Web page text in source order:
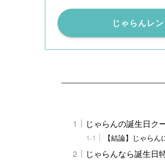
じゃらんレ
じゃらんの誕生日ク
【結論】じゃら
じゃらんなら誕生日